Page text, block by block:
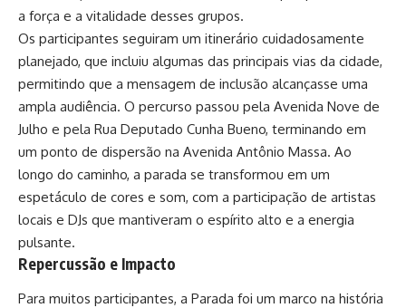
a força e a vitalidade desses grupos.
Os participantes seguiram um itinerário cuidadosamente
planejado, que incluiu algumas das principais vias da cidade,
permitindo que a mensagem de inclusão alcançasse uma
ampla audiência. O percurso passou pela Avenida Nove de
Julho e pela Rua Deputado Cunha Bueno, terminando em
um ponto de dispersão na Avenida Antônio Massa. Ao
longo do caminho, a parada se transformou em um
espetáculo de cores e som, com a participação de artistas
locais e DJs que mantiveram o espírito alto e a energia
pulsante.
Repercussão e Impacto
Para muitos participantes, a Parada foi um marco na história